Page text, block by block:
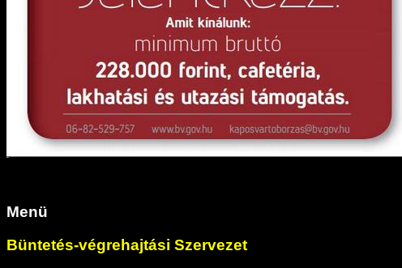
Menü
Büntetés-végrehajtási Szervezet